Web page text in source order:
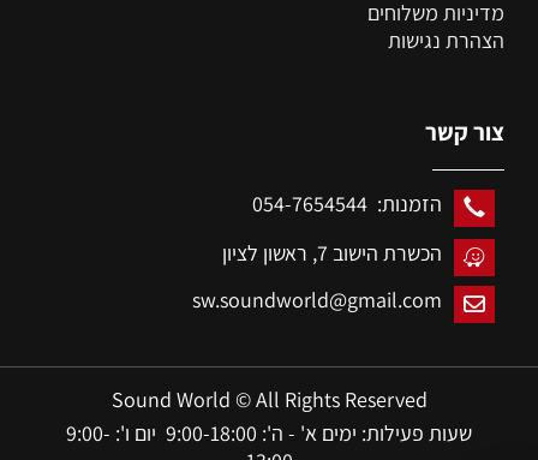
מדיניות משלוחים
הצהרת נגישות
צור קשר
הזמנות: 054-7654544
הכשרת הישוב 7,
ראשון לציון
sw.soundworld@gmail.com
Sound World © All Rights Reserved
שעות פעילות: ימים א' - ה': 9:00-18:00 יום ו': 9:00-